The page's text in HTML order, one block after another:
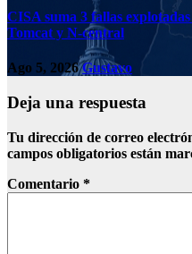
CISA suma 3 fallas
Tomcat y N-central
Ago 5, 2026Gustavo
Deja una respuesta
Tu dirección de correo
campos obligatorios están
Comentario *